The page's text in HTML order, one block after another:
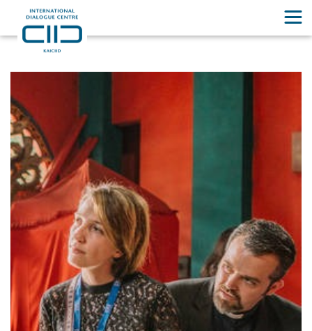
Qué Hacemos
El KAICIID fomenta el diálogo entre personas y comunidades que,
de otro modo, no entrarían en contacto, pero cuya cooperación
es esencial para construir soluciones eficaces y a largo plazo